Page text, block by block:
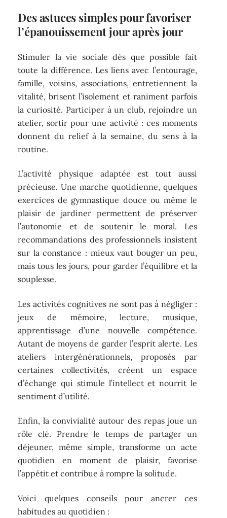
Des astuces simples pour favoriser
l’épanouissement jour après jour
Stimuler la vie sociale dès que possible fait
toute la différence. Les liens avec l’entourage,
famille, voisins, associations, entretiennent la
vitalité, brisent l’isolement et raniment parfois
la curiosité. Participer à un club, rejoindre un
atelier, sortir pour une activité : ces moments
donnent du relief à la semaine, du sens à la
routine.
L’activité physique adaptée est tout aussi
précieuse. Une marche quotidienne, quelques
exercices de gymnastique douce ou même le
plaisir de jardiner permettent de préserver
l’autonomie et de soutenir le moral. Les
recommandations des professionnels insistent
sur la constance : mieux vaut bouger un peu,
mais tous les jours, pour garder l’équilibre et la
souplesse.
Les activités cognitives ne sont pas à négliger :
jeux de mémoire, lecture, musique,
apprentissage d’une nouvelle compétence.
Autant de moyens de garder l’esprit alerte. Les
ateliers intergénérationnels, proposés par
certaines collectivités, créent un espace
d’échange qui stimule l’intellect et nourrit le
sentiment d’utilité.
Enfin, la convivialité autour des repas joue un
rôle clé. Prendre le temps de partager un
déjeuner, même simple, transforme un acte
quotidien en moment de plaisir, favorise
l’appétit et contribue à rompre la solitude.
Voici quelques conseils pour ancrer ces
habitudes au quotidien :